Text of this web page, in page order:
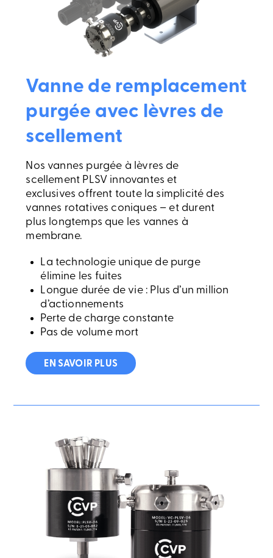
Vanne de remplacement
purgée avec lèvres de
scellement
Nos vannes purgée à lèvres de
scellement PLSV innovantes et
exclusives offrent toute la simplicité des
vannes rotatives coniques – et durent
plus longtemps que les vannes à
membrane.
La technologie unique de purge
élimine les fuites
Longue durée de vie : Plus d’un million
d’actionnements
Perte de charge constante
Pas de volume mort
EN SAVOIR PLUS